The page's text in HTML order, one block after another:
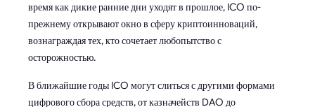
время как дикие ранние дни уходят в прошлое, ICO по-
прежнему открывают окно в сферу криптоинноваций,
вознаграждая тех, кто сочетает любопытство с
осторожностью.
В ближайшие годы ICO могут слиться с другими формами
цифрового сбора средств, от казначейств DAO до